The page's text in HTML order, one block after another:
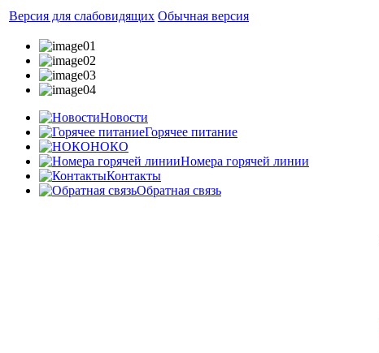
Версия для слабовидящих Обычная версия
Новости
Горячее питание
НОКО
Номера горячей линии
Контакты
Обратная связь